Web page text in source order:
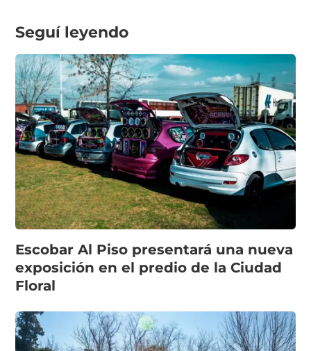
Seguí leyendo
Escobar Al Piso presentará una nueva
exposición en el predio de la Ciudad
Floral